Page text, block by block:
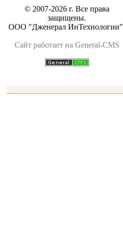
© 2007-2026 г. Все права
защищены.
ООО "Дженерал ИнТехнологии"
Cайт работает на General-CMS